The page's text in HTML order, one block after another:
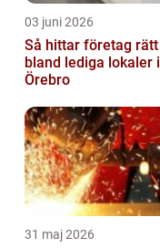
03 juni 2026
Så hittar företag rätt
bland lediga lokaler i
Örebro
31 maj 2026